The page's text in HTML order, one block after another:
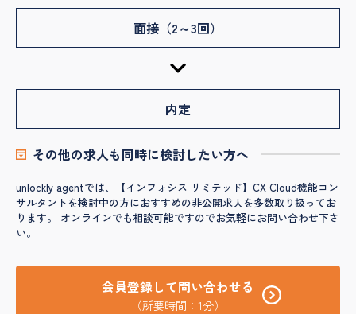
面接（2～3回）
内定
その他の求人も同時に検討したい方へ
unlockly agentでは、【インフォシス リミテッド】CX Cloud機能コン
サルタントを検討中の方におすすめの非公開求人を多数取り扱ってお
ります。 オンラインでも相談可能ですのでお気軽にお問い合わせ下さ
い。
会員登録して問い合わせる
（所要時間：1分）